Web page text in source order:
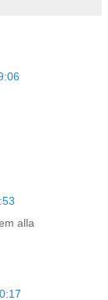
alla